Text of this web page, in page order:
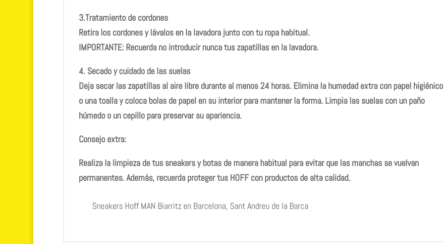
3.Tratamiento de cordones
Retira los cordones y lávalos en la lavadora junto con tu ropa habitual.
IMPORTANTE: Recuerda no introducir nunca tus zapatillas en la lavadora.
4. Secado y cuidado de las suelas
Deja secar las zapatillas al aire libre durante al menos 24 horas. Elimina la humedad extra con papel higiénico
o una toalla y coloca bolas de papel en su interior para mantener la forma. Limpia las suelas con un paño
húmedo o un cepillo para preservar su apariencia.
Consejo extra:
Realiza la limpieza de tus sneakers y botas de manera habitual para evitar que las manchas se vuelvan
permanentes. Además, recuerda proteger tus HOFF con productos de alta calidad.
Sneakers Hoff MAN Biarritz en Barcelona, Sant Andreu de la Barca